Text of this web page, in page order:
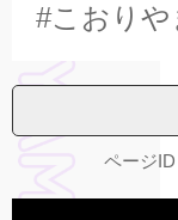
#こおりや
ページ